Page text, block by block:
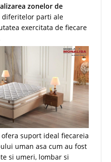
zonelor de
diferitelor parti ale
exercitata de fiecare
suport ideal fiecareia
uman asa cum au fost
si umeri, lombar si